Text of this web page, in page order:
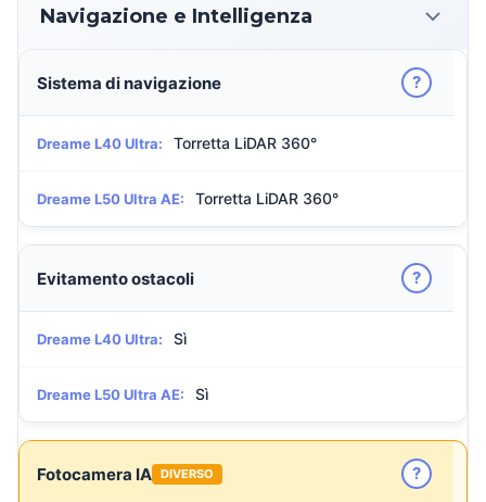
Navigazione e Intelligenza
Sistema di navigazione ?
Dreame L40 Ultra: Torretta LiDAR 360°
Dreame L50 Ultra AE: Torretta LiDAR 360°
Evitamento ostacoli ?
Dreame L40 Ultra: Sì
Dreame L50 Ultra AE: Sì
Fotocamera IA DIVERSO ?